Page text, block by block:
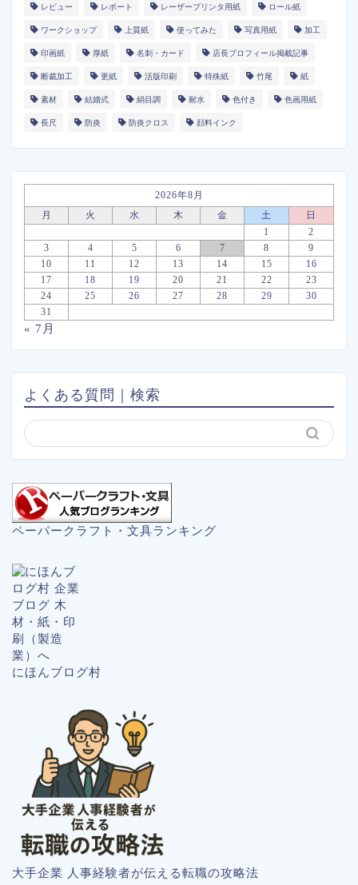
レビュー レポート レーザープリンタ用紙 ロール紙
ワークショップ 上質紙 使ってみた 写真用紙 加工
印画紙 厚紙 名刺・カード 店長プロフィール掲載記事
断裁加工 更紙 活版印刷 特殊紙 竹尾 紙
素材 結婚式 絹目調 耐水 色付き 色画用紙
長尺 防炎 防炎クロス 顔料インク
2026年8月
月
火 水 木 金 土
日
1
2
3
4 5 6 7 8
9
10
11 12 13 14 15
16
17
18 19 20 21 22
23
24
25 26 27 28 29
30
31
« 7月
よくある質問｜検索
ペーパークラフト・文具ランキング
にほんブログ村
大手企業 人事経験者が伝える転職の攻略法